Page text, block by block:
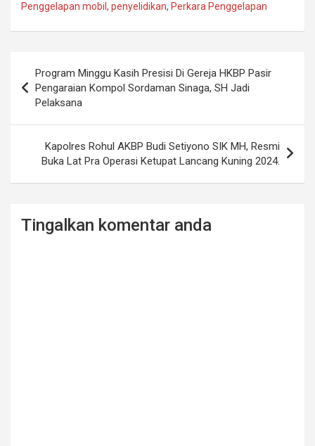
Penggelapan mobil , penyelidikan, Perkara Penggelapan
navigation
Program Minggu Kasih Presisi Di Gereja HKBP Pasir
Pengaraian Kompol Sordaman Sinaga, SH Jadi
Pelaksana
Kapolres Rohul AKBP Budi Setiyono SIK MH, Resmi
Buka Lat Pra Operasi Ketupat Lancang Kuning 2024.
Tingalkan komentar anda